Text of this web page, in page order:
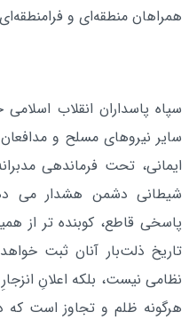
همراهان منطقه‌ای و
سپاه پاسداران انقلاب
سایر نیروهای مسلح و
ایمانی، تحت فرماندهی
شیطانی دشمن هشدار می
پاسخی قاطع، کوبنده تر از
تاریخ ذلت‌بار آنان ثبت
نظامی نیست، بلکه اعلانِ
هرگونه ظلم و تجاوز است که